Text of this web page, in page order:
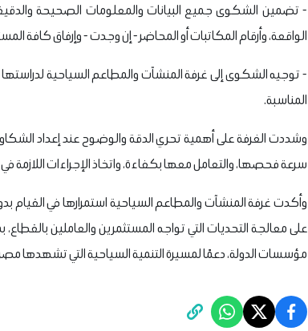
- تضمين الشكوى جميع البيانات والمعلومات الصحيحة
الواقعة، وأرقام المكاتبات أو المحاضر - إن وجدت - وإرفاق كافة
- توجيه الشكوى إلى غرفة المنشآت والمطاعم السياحية لدراستها
المناسبة.
وشددت الغرفة على أهمية تحري الدقة والوضوح عند إعداد
سرعة فحصها، والتعامل معها بكفاءة، واتخاذ الإجراءات
وأكدت غرفة المنشآت والمطاعم السياحية استمرارها في
على معالجة التحديات التي تواجه المستثمرين والعاملين
مؤسسات الدولة، دعمًا لمسيرة التنمية السياحية التي تشهدها مصر